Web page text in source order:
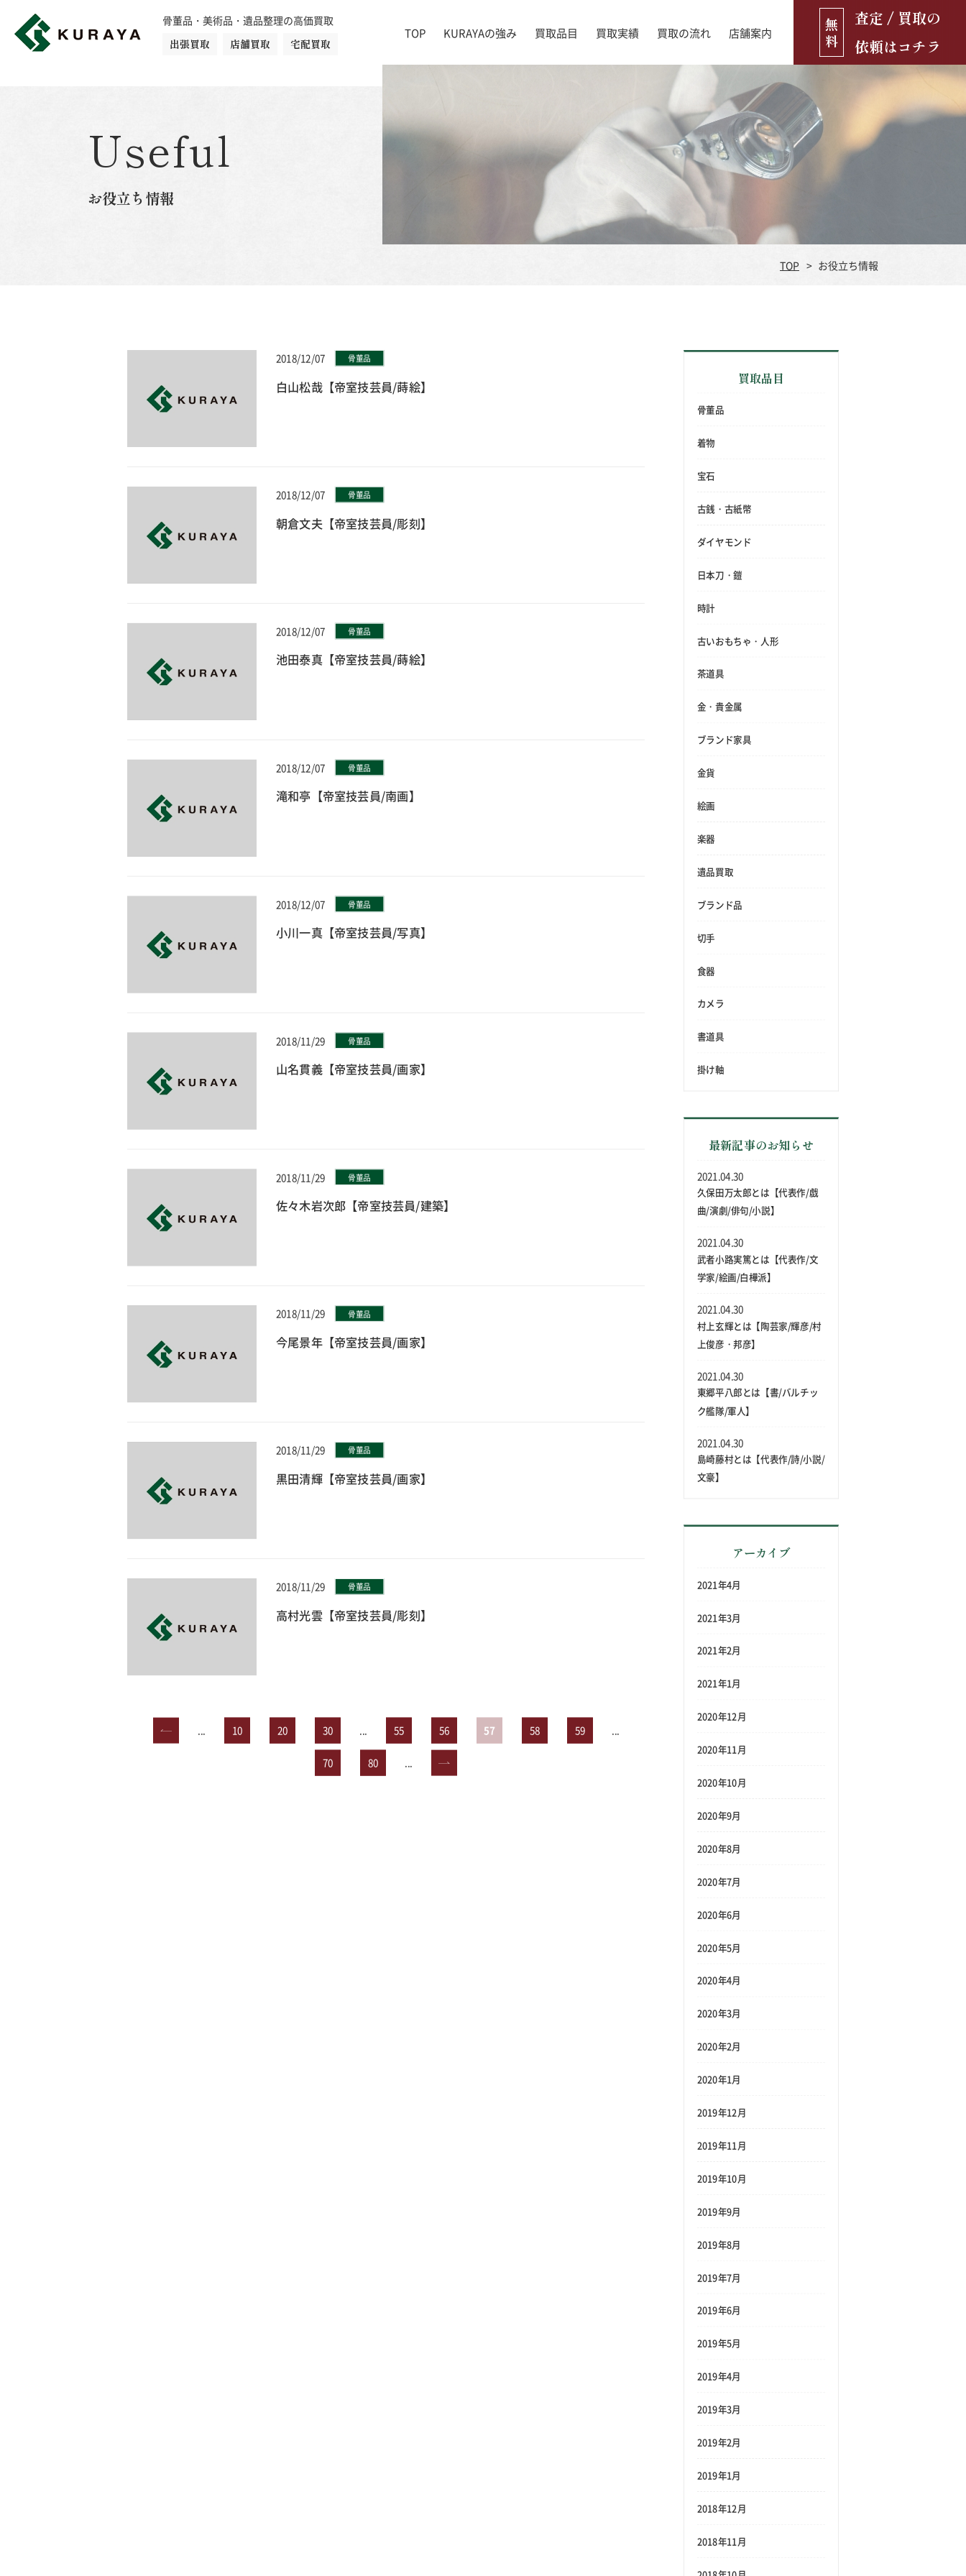
骨董品・美術品・遺品整理の高価買取
出張買取
店舗買取 宅配買取
TOP KURAYAの強み 買取品目
古銭・古紙幣
古いおもちゃ・人形 遺品買取
ダイヤモンド 時計 ブランド品 食器
楽器 ブランド家具
買取実績 買取の流れ 店舗案内
店舗ブログ お役立ち情報
無
料
査定 / 買取の
依頼はコチラ
Useful
お役立ち情報
TOP お役立ち情報
2018/12/07 骨董品
白山松哉【帝室技芸員/蒔絵】
2018/12/07 骨董品
朝倉文夫【帝室技芸員/彫刻】
2018/12/07 骨董品
池田泰真【帝室技芸員/蒔絵】
2018/12/07 骨董品
滝和亭【帝室技芸員/南画】
2018/12/07 骨董品
小川一真【帝室技芸員/写真】
2018/11/29 骨董品
山名貫義【帝室技芸員/画家】
2018/11/29 骨董品
佐々木岩次郎【帝室技芸員/建築】
2018/11/29 骨董品
今尾景年【帝室技芸員/画家】
2018/11/29 骨董品
黒田清輝【帝室技芸員/画家】
2018/11/29 骨董品
高村光雲【帝室技芸員/彫刻】
« 10 20 30 55 56 57 58 59
70 80 »
買取品目
骨董品
着物
宝石
古銭・古紙幣
ダイヤモンド
日本刀・鎧
時計
古いおもちゃ・人形
茶道具
金・貴金属
ブランド家具
金貨
絵画
楽器
遺品買取
ブランド品
切手
食器
カメラ
書道具
掛け軸
最新記事のお知らせ
久保田万太郎とは【代表作/戯
曲/演劇/俳句/小説】
2021.04.30
武者小路実篤とは【代表作/文
学家/絵画/白樺派】
2021.04.30
村上玄輝とは【陶芸家/輝彦/村
上俊彦・邦彦】
2021.04.30
東郷平八郎とは【書/バルチッ
ク艦隊/軍人】
2021.04.30
島崎藤村とは【代表作/詩/小説/
文豪】
2021.04.30
アーカイブ
2021年4月
2021年3月
2021年2月
2021年1月
2020年12月
2020年11月
2020年10月
2020年9月
2020年8月
2020年7月
2020年6月
2020年5月
2020年4月
2020年3月
2020年2月
2020年1月
2019年12月
2019年11月
2019年10月
2019年9月
2019年8月
2019年7月
2019年6月
2019年5月
2019年4月
2019年3月
2019年2月
2019年1月
2018年12月
2018年11月